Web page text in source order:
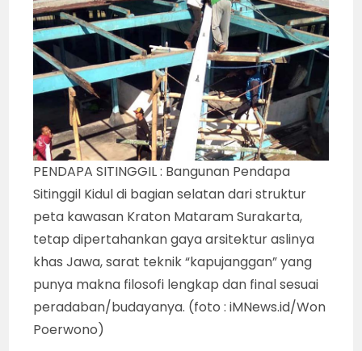
PENDAPA SITINGGIL : Bangunan Pendapa
Sitinggil Kidul di bagian selatan dari struktur
peta kawasan Kraton Mataram Surakarta,
tetap dipertahankan gaya arsitektur aslinya
khas Jawa, sarat teknik “kapujanggan” yang
punya makna filosofi lengkap dan final sesuai
peradaban/budayanya. (foto : iMNews.id/Won
Poerwono)